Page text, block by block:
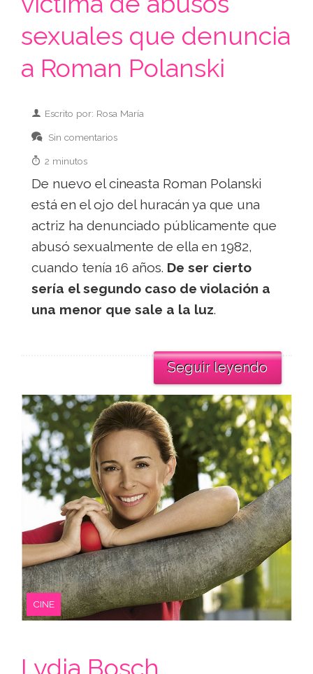
sexuales que denuncia
a Roman Polanski
Escrito por: Rosa María
Sin comentarios
2 minutos
De nuevo el cineasta Roman Polanski
está en el ojo del huracán ya que una
actriz ha denunciado públicamente que
abusó sexualmente de ella en 1982,
cuando tenía 16 años. De ser cierto
sería el segundo caso de violación a
una menor que sale a la luz.
Seguir leyendo
CINE
Lydia Bosch